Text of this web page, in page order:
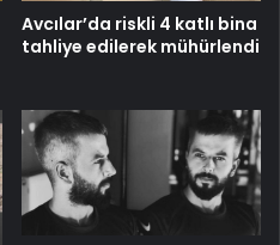
Avcılar’da riskli 4 katlı bina
tahliye edilerek mühürlendi